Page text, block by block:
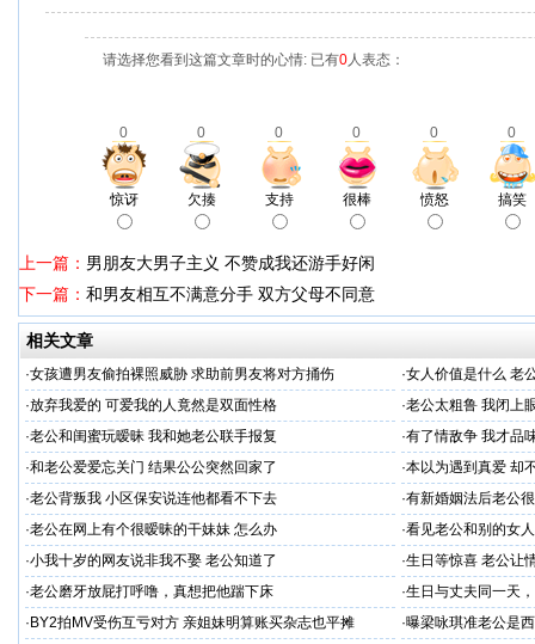
请选择您看到这篇文章时的心情: 已有0人表态：
0 0 0 0 0 0
惊讶 欠揍 支持 很棒 愤怒 搞笑
上一篇： 男朋友大男子主义 不赞成我还游手好闲
下一篇： 和男友相互不满意分手 双方父母不同意
相关文章
·女孩遭男友偷拍裸照威胁 求助前男友将对方捅伤 ·女人价值是什么 老
·放弃我爱的 可爱我的人竟然是双面性格 ·老公太粗鲁 我闭上
·老公和闺蜜玩暧昧 我和她老公联手报复 ·有了情敌争 我才品
·和老公爱爱忘关门 结果公公突然回家了 ·本以为遇到真爱 却
·老公背叛我 小区保安说连他都看不下去 ·有新婚姻法后老公
·老公在网上有个很暧昧的干妹妹 怎么办 ·看见老公和别的女
·小我十岁的网友说非我不娶 老公知道了 ·生日等惊喜 老公让
·老公磨牙放屁打呼噜，真想把他踹下床 ·生日与丈夫同一天
· BY2拍MV受伤互亏对方 亲姐妹明算账买杂志也平摊 ·曝梁咏琪准老公是